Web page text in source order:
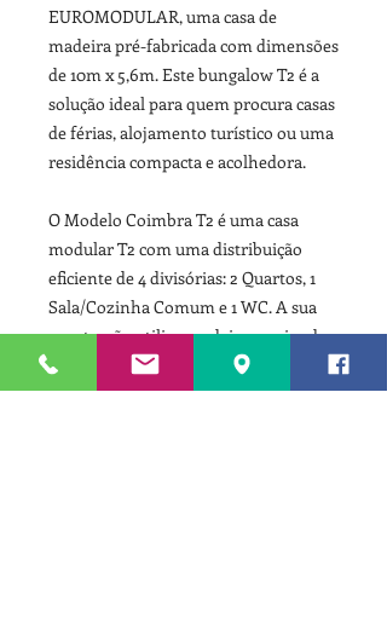
EUROMODULAR, uma casa de
madeira pré-fabricada com dimensões
de 10m x 5,6m. Este bungalow T2 é a
solução ideal para quem procura casas
de férias, alojamento turístico ou uma
residência compacta e acolhedora.
O Modelo Coimbra T2 é uma casa
modular T2 com uma distribuição
eficiente de 4 divisórias: 2 Quartos, 1
Sala/Cozinha Comum e 1 WC. A sua
construção utiliza madeira maciça de
pinho/abeto nórdico, oferecendo um
excelente isolamento e durabilidade.